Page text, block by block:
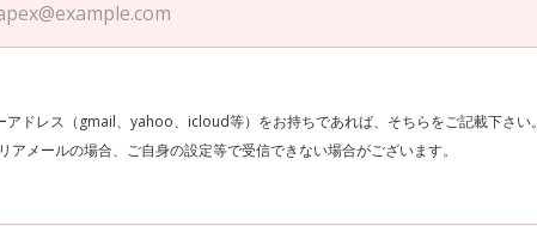
アドレス（gmail、yahoo、icloud等）をお持ちであれば、そちらをご記載下さい。
の設定等で受信できない場合がございます。